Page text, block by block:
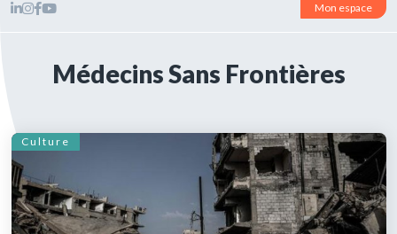
Mon espace
Médecins Sans Frontières
Culture